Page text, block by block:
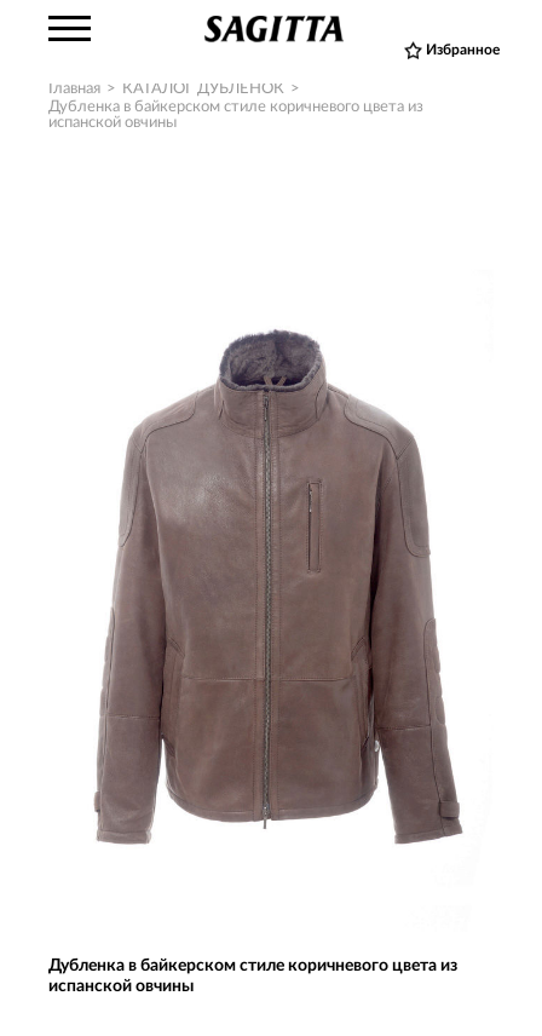
Избранное
Главная > КАТАЛОГ ДУБЛЕНОК >
Дубленка в байкерском стиле коричневого цвета из
испанской овчины
Дубленка в байкерском стиле коричневого цвета из
испанской овчины